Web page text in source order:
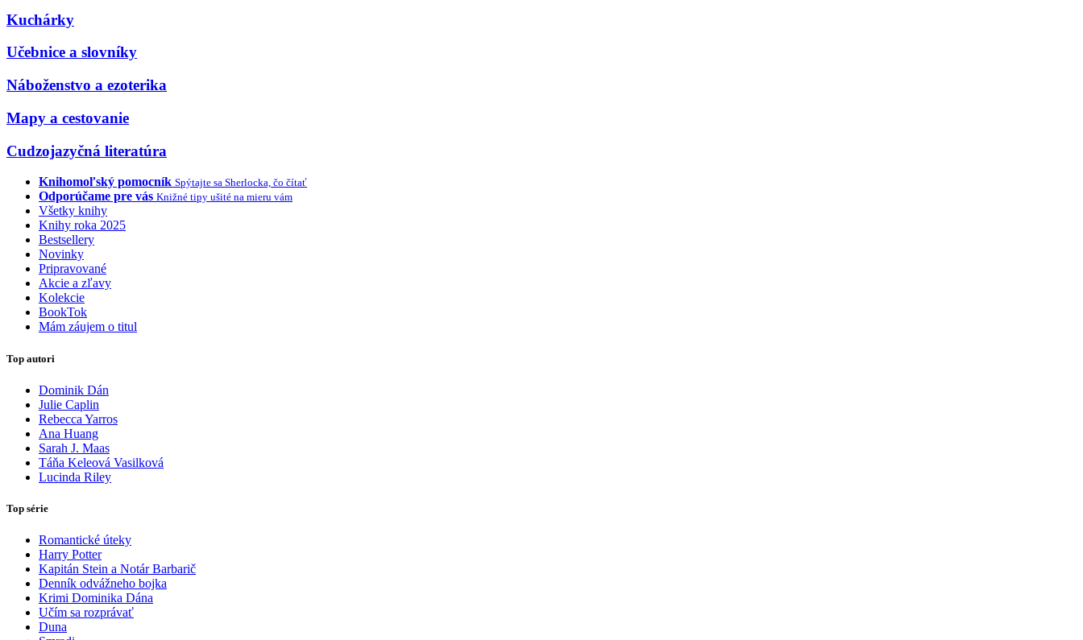
Kuchárky
Učebnice a slovníky
Náboženstvo a ezoterika
Mapy a cestovanie
Cudzojazyčná literatúra
Knihomoľský pomocník Spýtajte sa Sherlocka, čo čítať
Odporúčame pre vás Knižné tipy ušité na mieru vám
Všetky knihy
Knihy roka 2025
Bestsellery
Novinky
Pripravované
Akcie a zľavy
Kolekcie
BookTok
Mám záujem o titul
Top autori
Dominik Dán
Julie Caplin
Rebecca Yarros
Ana Huang
Sarah J. Maas
Táňa Keleová Vasilková
Lucinda Riley
Top série
Romantické úteky
Harry Potter
Kapitán Stein a Notár Barbarič
Denník odvážneho bojka
Krimi Dominika Dána
Učím sa rozprávať
Duna